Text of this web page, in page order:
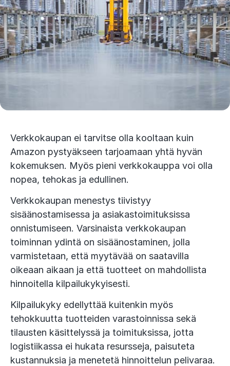
Verkkokaupan ei tarvitse olla kooltaan kuin
Amazon pystyäkseen tarjoamaan yhtä hyvän
kokemuksen. Myös pieni verkkokauppa voi olla
nopea, tehokas ja edullinen.
Verkkokaupan menestys tiivistyy
sisäänostamisessa ja asiakastoimituksissa
onnistumiseen. Varsinaista verkkokaupan
toiminnan ydintä on sisäänostaminen, jolla
varmistetaan, että myytävää on saatavilla
oikeaan aikaan ja että tuotteet on mahdollista
hinnoitella kilpailukykyisesti.
Kilpailukyky edellyttää kuitenkin myös
tehokkuutta tuotteiden varastoinnissa sekä
tilausten käsittelyssä ja toimituksissa, jotta
logistiikassa ei hukata resursseja, paisuteta
kustannuksia ja menetetä hinnoittelun pelivaraa.